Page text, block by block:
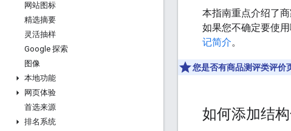
网站图标
精选摘要
灵活抽样
Google 探索
图像
本地功能
网页体验
首选来源
排名系统
本指南重点介绍了
如果您不确定要使
记简介。
您是否有商品测评类评价
如何添加结